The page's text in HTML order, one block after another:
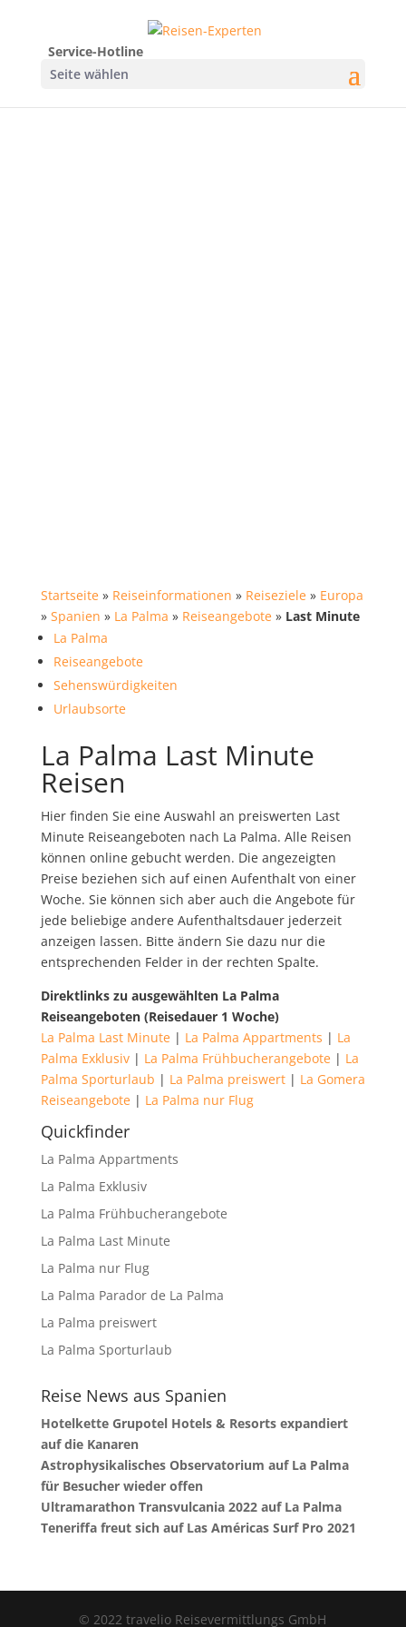
Service-Hotline
Seite wählen
Startseite» Reiseinformationen » Reiseziele» Europa
» Spanien » La Palma » Reiseangebote» Last Minute
La Palma
Reiseangebote
Sehenswürdigkeiten
Urlaubsorte
La Palma Last Minute
Reisen
Hier finden Sie eine Auswahl an preiswerten Last
Minute Reiseangeboten nach La Palma. Alle Reisen
können online gebucht werden. Die angezeigten
Preise beziehen sich auf einen Aufenthalt von einer
Woche. Sie können sich aber auch die Angebote für
jede beliebige andere Aufenthaltsdauer jederzeit
anzeigen lassen. Bitte ändern Sie dazu nur die
entsprechenden Felder in der rechten Spalte.
Direktlinks zu ausgewählten La Palma
Reiseangeboten (Reisedauer 1 Woche)
La Palma Last Minute| La Palma Appartments | La
Palma Exklusiv| La Palma Frühbucherangebote| La
Palma Sporturlaub | La Palma preiswert| La Gomera
Reiseangebote| La Palma nur Flug
Quickfinder
La Palma Appartments
La Palma Exklusiv
La Palma Frühbucherangebote
La Palma Last Minute
La Palma nur Flug
La Palma Parador de La Palma
La Palma preiswert
La Palma Sporturlaub
Reise News aus Spanien
Hotelkette Grupotel Hotels & Resorts expandiert
auf die Kanaren
Astrophysikalisches Observatorium auf La Palma
für Besucher wieder offen
Ultramarathon Transvulcania 2022 auf La Palma
Teneriffa freut sich auf Las Américas Surf Pro 2021
© 2022 travelio Reisevermittlungs GmbH